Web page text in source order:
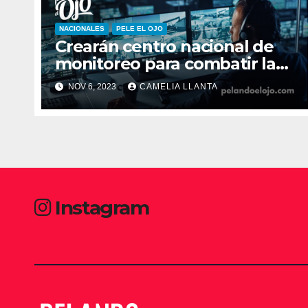
NACIONALES PELE EL OJO
Crearán centro nacional de
monitoreo para combatir la
inseguridad
NOV 6, 2023 CAMELIA LLANTA
Instagram